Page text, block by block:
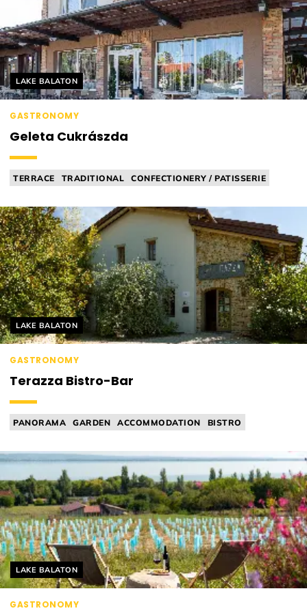
Helyszín címkék:
LAKE BALATON
GASTRONOMY
Geleta Cukrászda
TERRACE TRADITIONAL
CONFECTIONERY / PATISSERIE
Helyszín címkék:
LAKE BALATON
GASTRONOMY
Terazza Bistro-Bar
PANORAMA GARDEN ACCOMMODATION
BISTRO
Helyszín címkék:
LAKE BALATON
GASTRONOMY